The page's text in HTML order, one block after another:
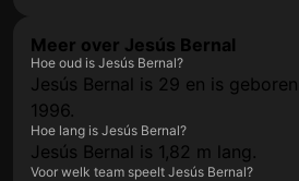
Meer over Jesús Bernal
Hoe oud is Jesús Bernal?
Jesús Bernal is 29 en is
1996.
Hoe lang is Jesús Bernal?
Jesús Bernal is 1,82 m lang.
Voor welk team speelt Jesús Bernal?